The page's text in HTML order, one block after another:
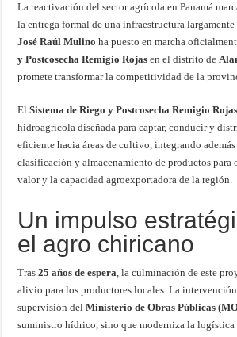
La reactivación del sector agrícola en Panamá
la entrega formal de una infraestructura
José Raúl Mulino ha puesto en marcha
y Postcosecha Remigio Rojas en el distrito de
promete transformar la competitividad de la
ElSistema de Riego y Postcosecha Remigio Rojas
hidroagrícola diseñada para captar, conducir y
eficiente hacia áreas de cultivo, integrando
clasificación y almacenamiento de productos para
valor y la capacidad agroexportadora de la región.
Un impulso
el agro chiricano
Tras25 años de espera, la culminación de este
alivio para los productores locales. La
supervisión delMinisterio de Obras Públicas
suministro hídrico, sino que moderniza la logística